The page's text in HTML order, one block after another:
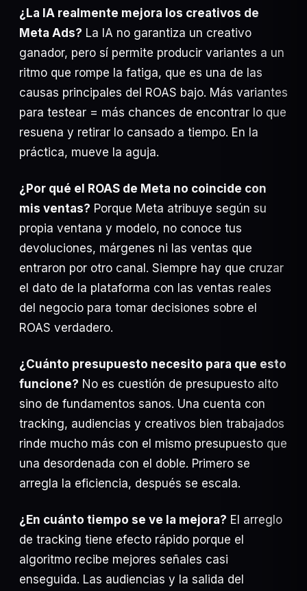
¿La IA realmente mejora los creativos de
Meta Ads? La IA no garantiza un creativo
ganador, pero sí permite producir variantes a un
ritmo que rompe la fatiga, que es una de las
causas principales del ROAS bajo. Más variantes
para testear = más chances de encontrar lo que
resuena y retirar lo cansado a tiempo. En la
práctica, mueve la aguja.
¿Por qué el ROAS de Meta no coincide con
mis ventas? Porque Meta atribuye según su
propia ventana y modelo, no conoce tus
devoluciones, márgenes ni las ventas que
entraron por otro canal. Siempre hay que cruzar
el dato de la plataforma con las ventas reales
del negocio para tomar decisiones sobre el
ROAS verdadero.
¿Cuánto presupuesto necesito para que esto
funcione? No es cuestión de presupuesto alto
sino de fundamentos sanos. Una cuenta con
tracking, audiencias y creativos bien trabajados
rinde mucho más con el mismo presupuesto que
una desordenada con el doble. Primero se
arregla la eficiencia, después se escala.
¿En cuánto tiempo se ve la mejora? El arreglo
de tracking tiene efecto rápido porque el
algoritmo recibe mejores señales casi
enseguida. Las audiencias y la salida del